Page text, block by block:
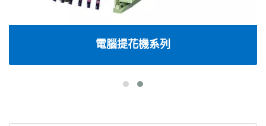
電腦提花機系列